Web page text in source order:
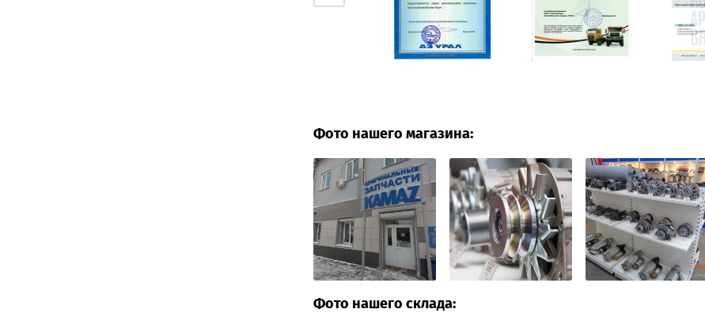
Фото нашего магазина:
Фото нашего склада: